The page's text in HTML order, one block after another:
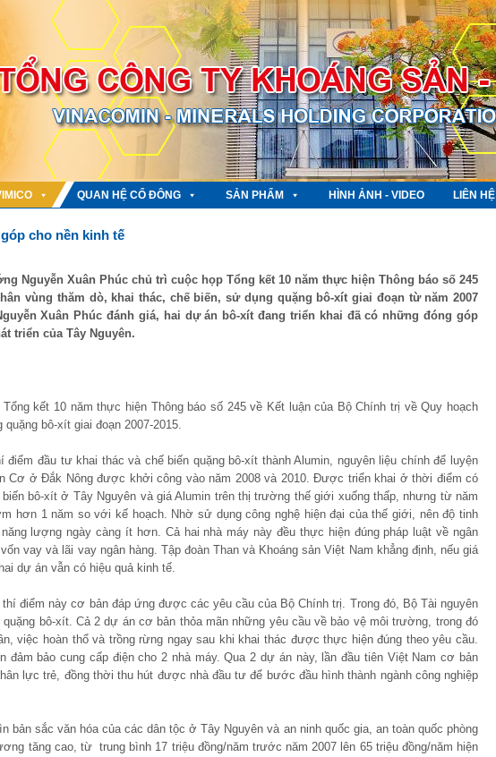
QUAN HỆ CỔ ĐÔNG SẢN PHẨM HÌNH ẢNH - VIDEO LIÊN HỆ
cho nền kinh tế
Nguyễn Xuân Phúc chủ trì cuộc họp Tổng kết 10 năm thực hiện Thông báo số 245
vùng thăm dò, khai thác, chế biến, sử dụng quặng bô-xít giai đoạn từ năm 2007
Xuân Phúc đánh giá, hai dự án bô-xít đang triển khai đã có những đóng góp
triển của Tây Nguyên.
kết 10 năm thực hiện Thông báo số 245 về Kết luận của Bộ Chính trị về Quy hoạch
bô-xít giai đoạn 2007-2015.
đầu tư khai thác và chế biến quặng bô-xít thành Alumin, nguyên liệu chính để luyện
Cơ ở Đắk Nông được khởi công vào năm 2008 và 2010. Được triển khai ở thời điểm có
bô-xít ở Tây Nguyên và giá Alumin trên thị trường thế giới xuống thấp, nhưng từ năm
hơn 1 năm so với kế hoạch. Nhờ sử dụng công nghệ hiện đại của thế giới, nên độ tinh
lượng ngày càng ít hơn. Cả hai nhà máy này đều thực hiện đúng pháp luật về ngân
vay và lãi vay ngân hàng. Tập đoàn Than và Khoáng sản Việt Nam khẳng định, nếu giá
dự án vẫn có hiệu quả kinh tế.
điểm này cơ bản đáp ứng được các yêu cầu của Bộ Chính trị. Trong đó, Bộ Tài nguyên
bô-xít. Cả 2 dự án cơ bản thỏa mãn những yêu cầu về bảo vệ môi trường, trong đó
việc hoàn thổ và trồng rừng ngay sau khi khai thác được thực hiện đúng theo yêu cầu.
đảm bảo cung cấp điện cho 2 nhà máy. Qua 2 dự án này, lần đầu tiên Việt Nam cơ bản
lực trẻ, đồng thời thu hút được nhà đầu tư để bước đầu hình thành ngành công nghiệp
bản sắc văn hóa của các dân tộc ở Tây Nguyên và an ninh quốc gia, an toàn quốc phòng
tăng cao, từ trung bình 17 triệu đồng/năm trước năm 2007 lên 65 triệu đồng/năm hiện